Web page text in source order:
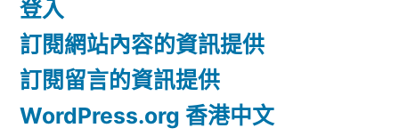
登入
訂閱網站內容的資訊提供
訂閱留言的資訊提供
WordPress.org 香港中文